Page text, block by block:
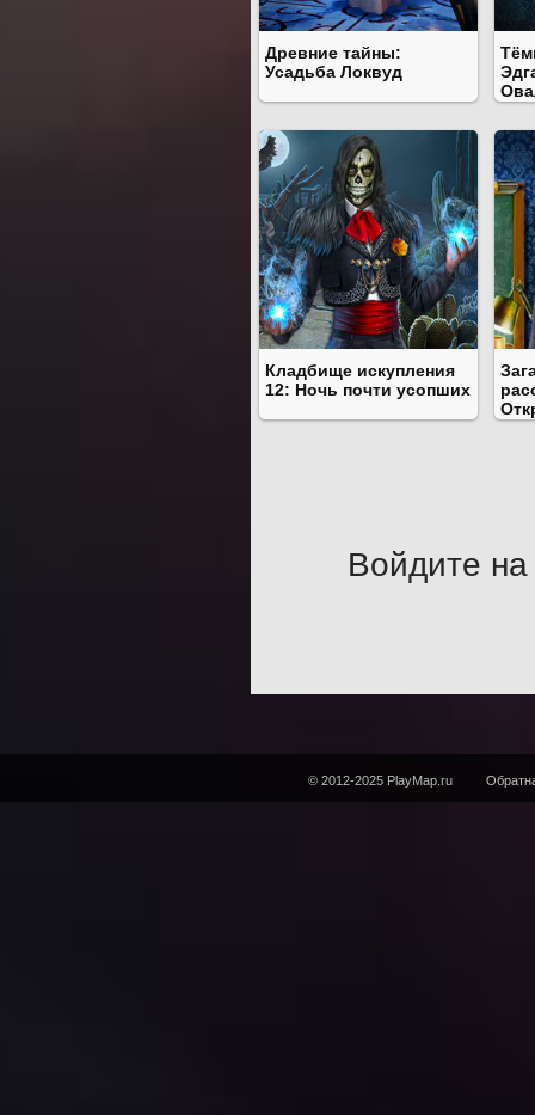
Древние тайны:
Усадьба Локвуд
Кладбище искупления
12: Ночь почти усопших
Войдите на
© 2012-2025 PlayMap.ru